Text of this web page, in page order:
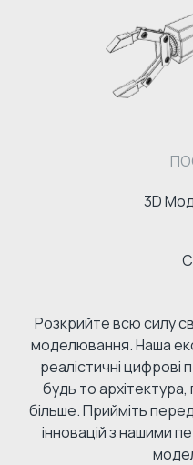
3D
Розкрийте всю силу
моделювання. Наша
реалістичні цифрові
будь то
більше. Прийміть
інновацій з нашими